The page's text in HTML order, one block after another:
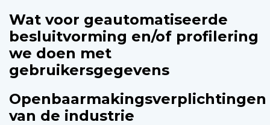
Wat voor geautomatiseerde
besluitvorming en/of profilering
we doen met
gebruikersgegevens
Openbaarmakingsverplichtingen
van de industrie